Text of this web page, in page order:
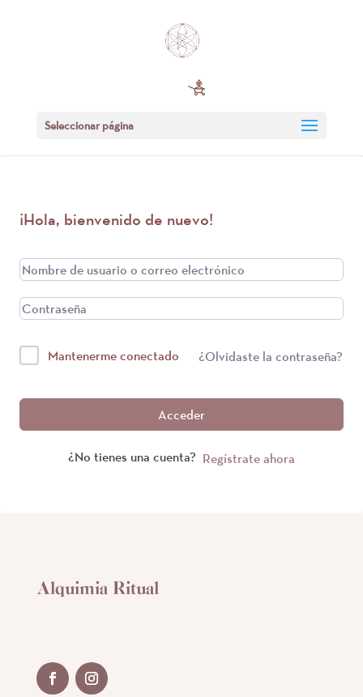
Seleccionar página
¡Hola, bienvenido de nuevo!
Mantenerme conectado ¿Olvidaste la contraseña?
Acceder
¿No tienes una cuenta? Regístrate ahora
Alquimia Ritual